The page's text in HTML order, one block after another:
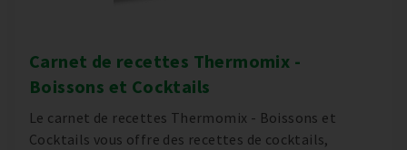
Carnet de recettes Thermomix -
Boissons et Cocktails
Le carnet de recettes Thermomix - Boissons et
Cocktails vous offre des recettes de cocktails,